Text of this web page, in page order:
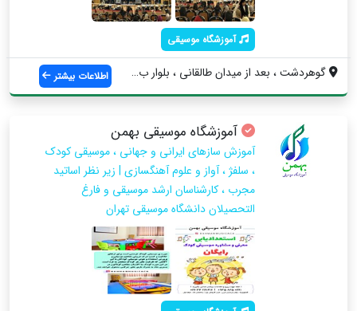
آموزشگاه موسیقی
گوهردشت ، بعد از میدان طالقانی ، بلوار ب... اطلاعات بیشتر
آموزشگاه موسیقی بهمن
آموزش سازهای ایرانی و جهانی ، موسیقی کودک
، سلفژ ، آواز و علوم آهنگسازی | زیر نظر اساتید
مجرب ، کارشناسان ارشد موسیقی و فارغ
التحصیلان دانشگاه موسیقی تهران